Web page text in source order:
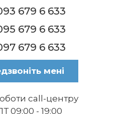
679 6 633
679 6 633
679 6 633
мені
call-центру
09:00 - 19:00